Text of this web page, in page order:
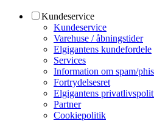
Kundeservice
Kundeservice
Varehuse / åbningstider
Elgigantens kundefordele
Services
Information om spam/
Fortrydelsesret
Elgigantens
Partner
Cookiepolitik